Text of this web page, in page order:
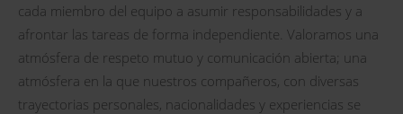
cada miembro del equipo a asumir responsabilidades y a
afrontar las tareas de forma independiente. Valoramos una
atmósfera de respeto mutuo y comunicación abierta; una
atmósfera en la que nuestros compañeros, con diversas
trayectorias personales, nacionalidades y experiencias se